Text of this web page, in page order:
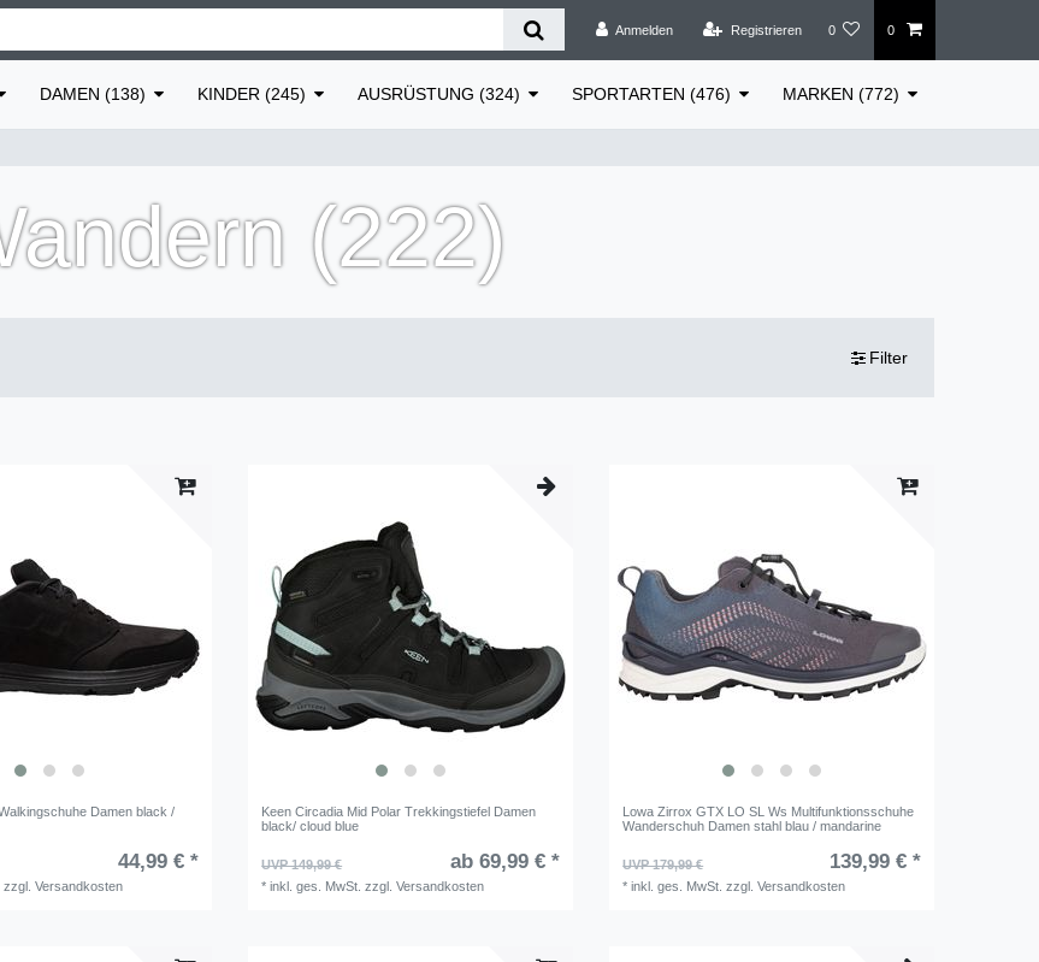
Anmelden Registrieren 0 0
DAMEN (138) KINDER (245) AUSRÜSTUNG (324) SPORTARTEN (476) MARKEN (772)
(222)
Filter
Damen black /
44,99 € *
zzgl.Versandkosten
Keen Circadia Mid Polar Trekkingstiefel Damen
black/ cloud blue
UVP 149,99 € ab 69,99 € *
*inkl. ges. MwSt. zzgl.Versandkosten
Lowa Zirrox GTX LO SL Ws Multifunktionsschuhe
Wanderschuh Damen stahl blau / mandarine
UVP 179,99 € 139,99 € *
*inkl. ges. MwSt. zzgl.Versandkosten